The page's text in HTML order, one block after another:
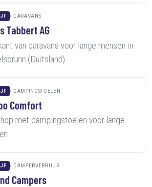
CARAVANS
Tabbert AG
van caravans voor lange mensen in
(Duitsland)
CAMPINGSTOELEN
Comfort
met campingstoelen voor lange
CAMPERVERHUUR
Campers